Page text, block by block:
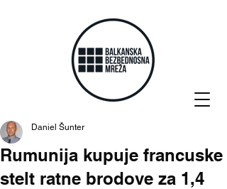
Rumunija kupuje francuske
stelt ratne brodove za 1,4
Daniel Šunter